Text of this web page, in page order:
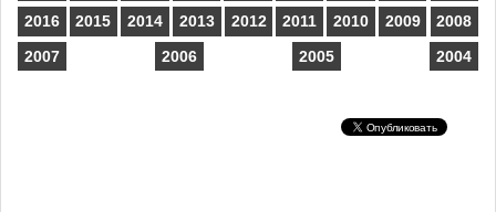
2016
2015 2014 2013 2012 2011 2010 2009
2008
2007
2006 2005 2004